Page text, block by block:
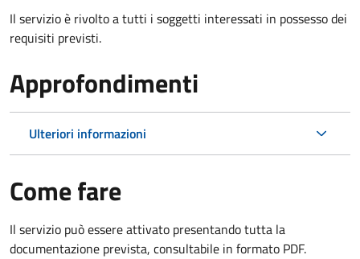
Il servizio è rivolto a tutti i soggetti interessati in possesso dei
requisiti previsti.
Approfondimenti
Ulteriori informazioni
Come fare
Il servizio può essere attivato presentando tutta la
documentazione prevista, consultabile in formato PDF.